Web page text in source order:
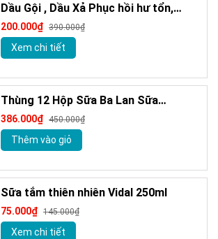
Dầu Gội , Dầu Xả Phục hồi hư tổn,
Giảm gàu sạch ngứa da đầu hương
nước hoa Milanogica 355ml
200.000₫ 390.000₫
Xem chi tiết
Thùng 12 Hộp Sữa Ba Lan Sữa
MLEKOVITA Sữa Tươi Nguyên Kem 1 L
Sữa Nhập Khẩu
386.000₫ 450.000₫
Thêm vào giỏ
Sữa tắm thiên nhiên Vidal 250ml
75.000₫ 145.000₫
Xem chi tiết